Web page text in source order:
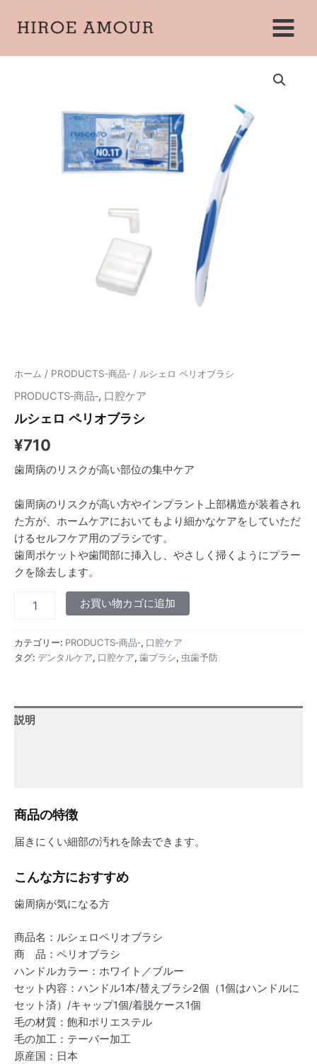
ス
Menu
ホーム / PRODUCTS‐商品‐ / ルシェロ ペリオブラシ
PRODUCTS‐商品‐, 口腔ケア
ルシェロ ペリオブラシ
¥710
歯周病のリスクが高い部位の集中ケア
歯周病のリスクが高い方やインプラント上部構造が装着され
た方が、ホームケアにおいてもより細かなケアをしていただ
けるセルフケア用のブラシです。
歯周ポケットや歯間部に挿入し、やさしく掃くようにプラー
クを除去します。
お買い物カゴに追加
カテゴリー: PRODUCTS‐商品‐, 口腔ケア
タグ: デンタルケア, 口腔ケア, 歯ブラシ, 虫歯予防
説明
商品の特徴
届きにくい細部の汚れを除去できます。
こんな方におすすめ
歯周病が気になる方
商品名：ルシェロペリオブラシ
商 品：ペリオブラシ
ハンドルカラー：ホワイト／ブルー
セット内容：ハンドル1本/替えブラシ2個（1個はハンドルに
セット済）/キャップ1個/着脱ケース1個
毛の材質：飽和ポリエステル
毛の加工：テーパー加工
原産国：日本